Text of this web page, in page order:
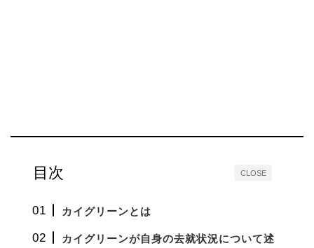
CLOSE
目次
カイグリーンとは
カイグリーンが自身の去就状況について述